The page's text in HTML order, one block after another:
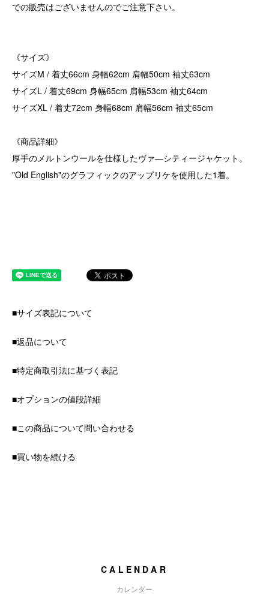
での販売はございませんのでご注意下さい。
《サイズ》
サイズM / 着丈66cm 身幅62cm 肩幅50cm 袖丈63cm
サイズL / 着丈69cm 身幅65cm 肩幅53cm 袖丈64cm
サイズXL / 着丈72cm 身幅68cm 肩幅56cm 袖丈65cm
《商品詳細》
厚手のメルトンウールを仕様したヴァ―シティージャケット。
"Old English"のグラフィックのアップリケを使用した1着。
■サイズ表記について
■返品について
■特定商取引法に基づく表記
■オプションの値段詳細
■この商品について問い合わせる
■買い物を続ける
CALENDAR
カレンダー